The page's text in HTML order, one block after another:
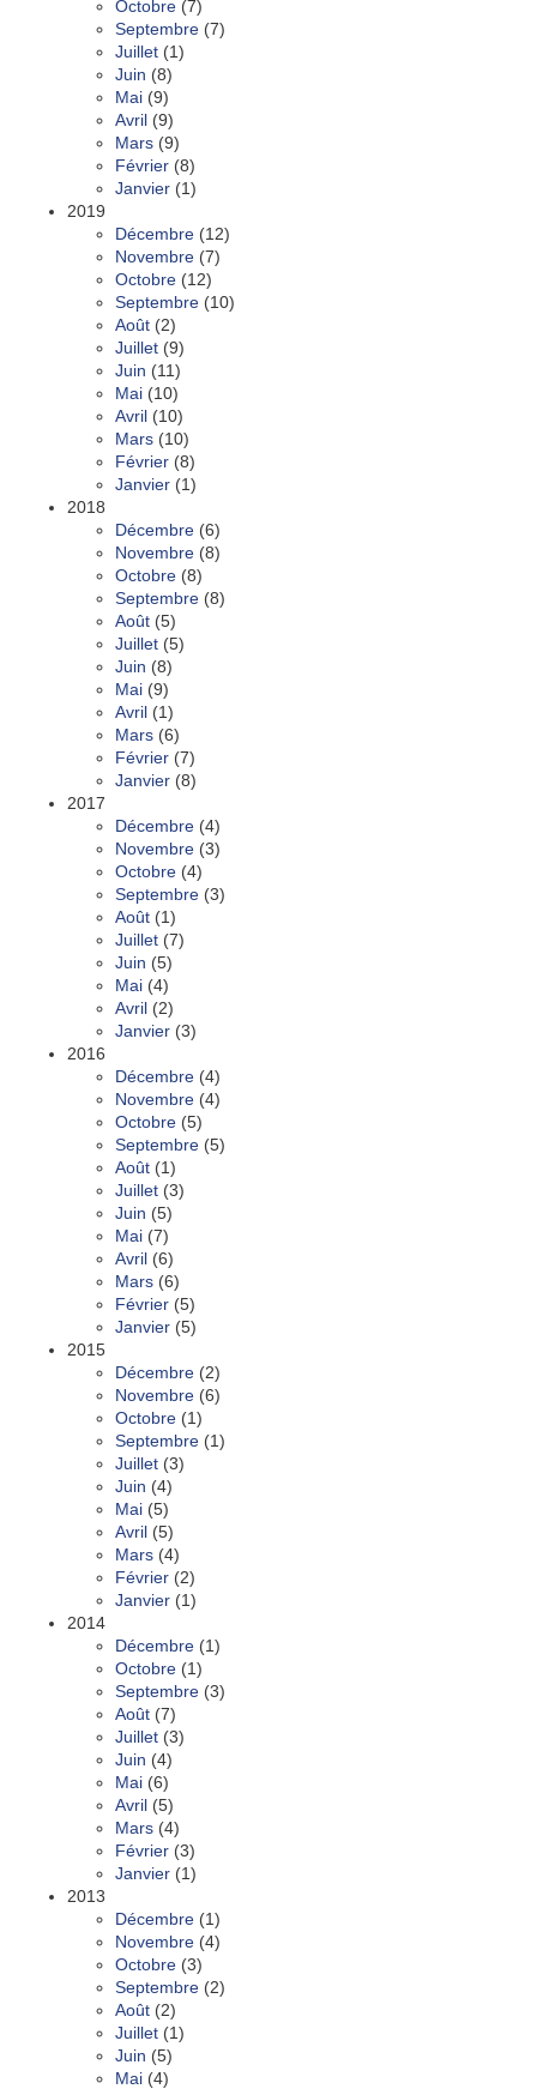
Octobre (7)
Septembre (7)
Juillet (1)
Juin (8)
Mai (9)
Avril (9)
Mars (9)
Février (8)
Janvier (1)
2019
Décembre (12)
Novembre (7)
Octobre (12)
Septembre (10)
Août (2)
Juillet (9)
Juin (11)
Mai (10)
Avril (10)
Mars (10)
Février (8)
Janvier (1)
2018
Décembre (6)
Novembre (8)
Octobre (8)
Septembre (8)
Août (5)
Juillet (5)
Juin (8)
Mai (9)
Avril (1)
Mars (6)
Février (7)
Janvier (8)
2017
Décembre (4)
Novembre (3)
Octobre (4)
Septembre (3)
Août (1)
Juillet (7)
Juin (5)
Mai (4)
Avril (2)
Janvier (3)
2016
Décembre (4)
Novembre (4)
Octobre (5)
Septembre (5)
Août (1)
Juillet (3)
Juin (5)
Mai (7)
Avril (6)
Mars (6)
Février (5)
Janvier (5)
2015
Décembre (2)
Novembre (6)
Octobre (1)
Septembre (1)
Juillet (3)
Juin (4)
Mai (5)
Avril (5)
Mars (4)
Février (2)
Janvier (1)
2014
Décembre (1)
Octobre (1)
Septembre (3)
Août (7)
Juillet (3)
Juin (4)
Mai (6)
Avril (5)
Mars (4)
Février (3)
Janvier (1)
2013
Décembre (1)
Novembre (4)
Octobre (3)
Septembre (2)
Août (2)
Juillet (1)
Juin (5)
Mai (4)